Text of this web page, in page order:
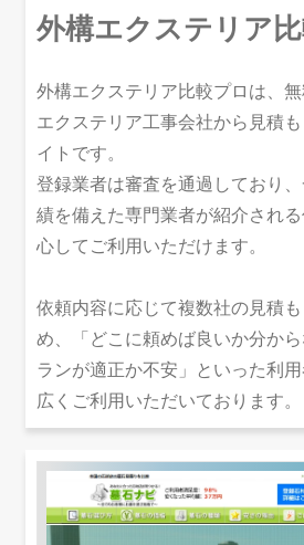
外構エクステリア
外構エクステリア比較プロは、無
エクステリア工事会社から見積
イトです。
登録業者は審査を通過しており
績を備えた専門業者が紹介され
心してご利用いただけます。
依頼内容に応じて複数社の見積
め、「どこに頼めば良いか分か
ランが適正か不安」といった利用
広くご利用いただいております。